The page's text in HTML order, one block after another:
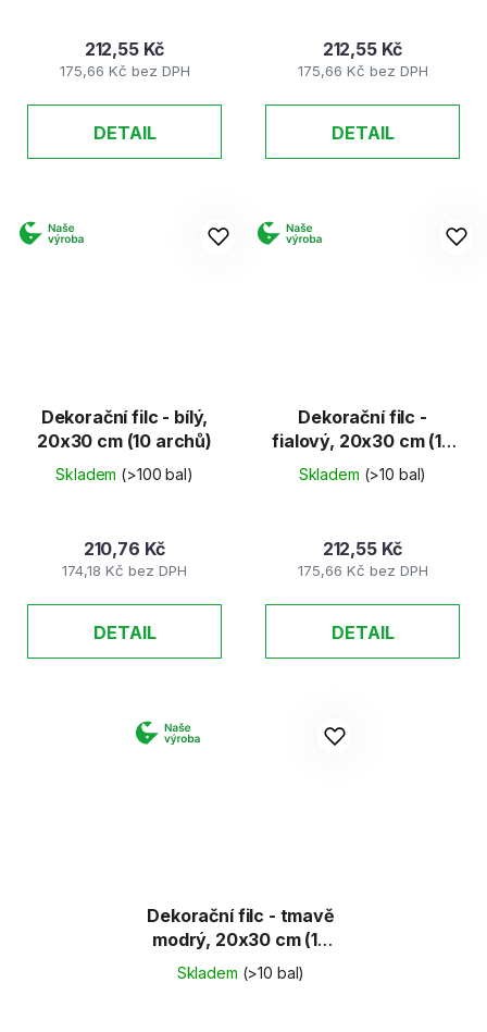
175,66 Kč bez DPH
212,55 Kč
DETAIL
175,66 Kč bez DPH
212,55 Kč
DETAIL
Dekorační filc - bílý,
20x30 cm (10 archů)
Skladem (>100 bal)
174,18 Kč bez DPH
210,76 Kč
DETAIL
Dekorační filc -
fialový, 20x30 cm (10
archů)
Skladem (>10 bal)
175,66 Kč bez DPH
212,55 Kč
DETAIL
Dekorační filc - tmavě
modrý, 20x30 cm (10
archů)
Skladem (>10 bal)